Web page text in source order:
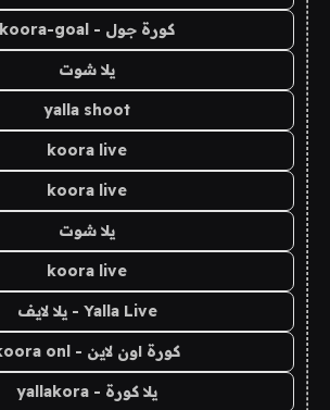
كورة جول - koora-goal
يلا شوت
yalla shoot
koora live
koora live
يلا شوت
koora live
Yalla Live - يلا لايف
كورة اون لاين - koora onl
يلا كورة - yallakora